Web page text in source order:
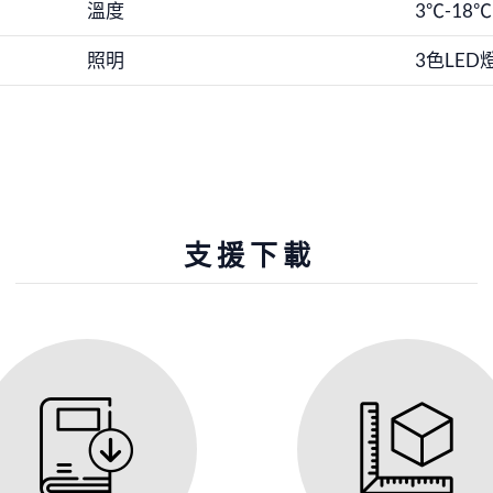
溫度 3℃-18℃
照明 3色LED
支援下載